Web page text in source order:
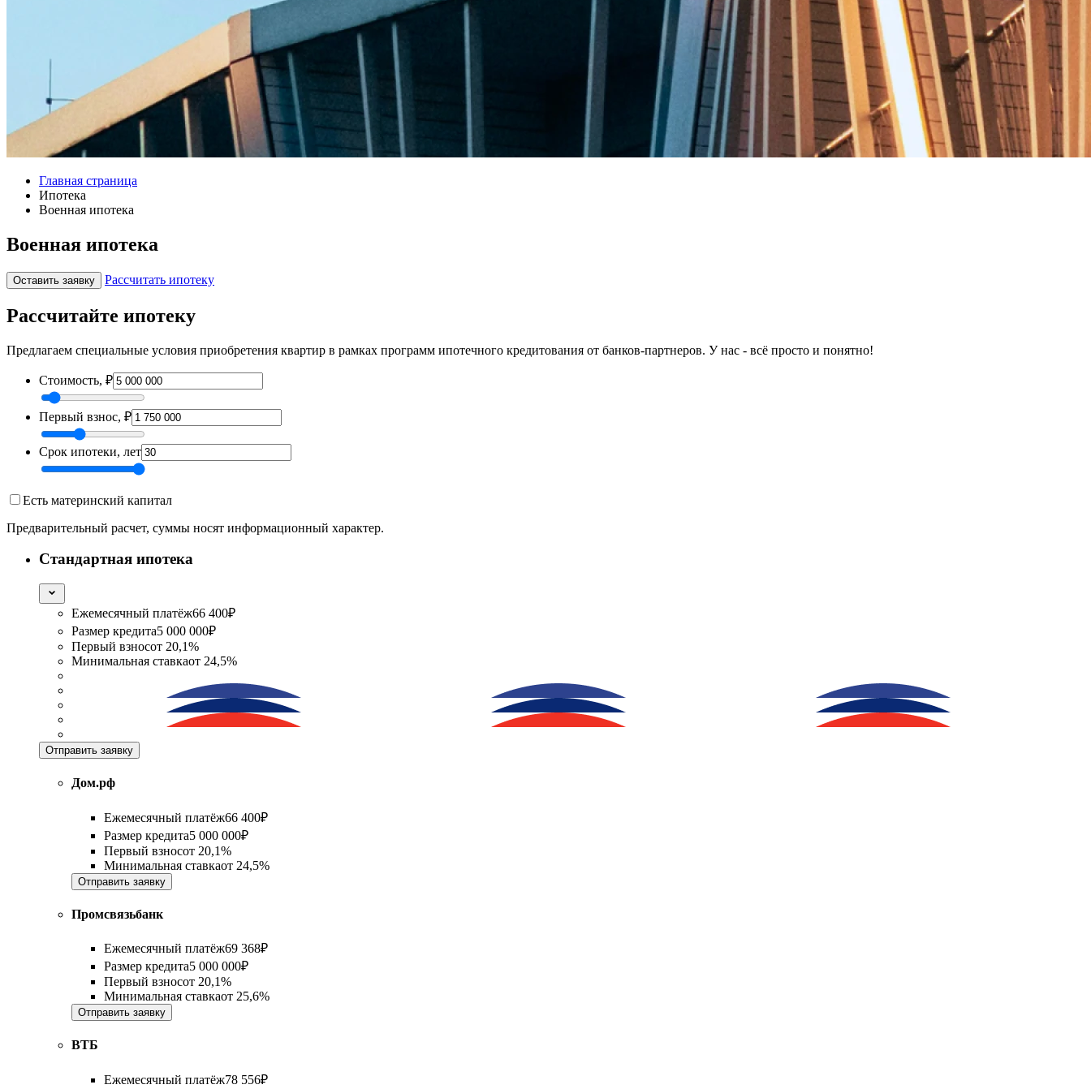
Главная страница
Ипотека
Военная ипотека
Военная ипотека
Оставить заявку Рассчитать ипотеку
Рассчитайте ипотеку
Предлагаем специальные условия приобретения квартир в рамках программ ипотечного кредитования от банков-партнеров. У нас - всё просто и понятно!
Стоимость, ₽
Первый взнос, ₽
Срок ипотеки, лет
Есть материнский капитал
Предварительный расчет, суммы носят информационный характер.
Cтандартная ипотека
Ежемесячный платёж66 400₽
Размер кредита5 000 000₽
Первый взносот 20,1%
Минимальная ставкаот 24,5%
Отправить заявку
Дом.рф
Ежемесячный платёж66 400₽
Размер кредита5 000 000₽
Первый взносот 20,1%
Минимальная ставкаот 24,5%
Отправить заявку
Промсвязьбанк
Ежемесячный платёж69 368₽
Размер кредита5 000 000₽
Первый взносот 20,1%
Минимальная ставкаот 25,6%
Отправить заявку
ВТБ
Ежемесячный платёж78 556₽